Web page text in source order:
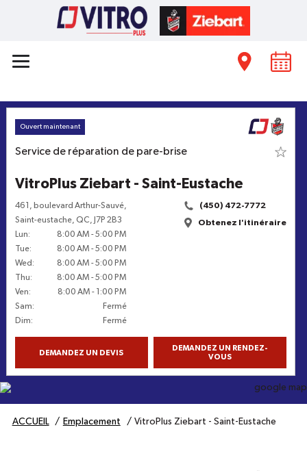
Ouvert maintenant
Service de réparation de pare-brise
VitroPlus Ziebart - Saint-Eustache
461, boulevard Arthur-Sauvé,
Saint-eustache,QC, J7P 2B3
Lun: 8:00 AM -5:00 PM
Tue: 8:00 AM -5:00 PM
Wed : 8:00 AM -5:00 PM
Thu: 8:00 AM -5:00 PM
Ven: 8:00 AM -
1:00 PM
Sam:
Fermé
Dim: Fermé
(450) 472-7772
Obtenez l'itinéraire
DEMANDEZ UN DEVIS
DEMANDEZ UN RENDEZ-
VOUS
ACCUEIL
Emplacement VitroPlus Ziebart - Saint-Eustache